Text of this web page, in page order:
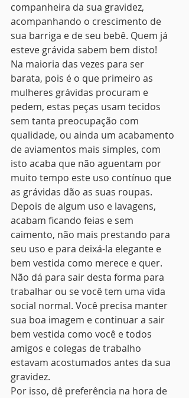
companheira da sua gravidez,
acompanhando o crescimento de
sua barriga e de seu bebê. Quem já
esteve grávida sabem bem disto!
Na maioria das vezes para ser
barata, pois é o que primeiro as
mulheres grávidas procuram e
pedem, estas peças usam tecidos
sem tanta preocupação com
qualidade, ou ainda um acabamento
de aviamentos mais simples, com
isto acaba que não aguentam por
muito tempo este uso contínuo que
as grávidas dão as suas roupas.
Depois de algum uso e lavagens,
acabam ficando feias e sem
caimento, não mais prestando para
seu uso e para deixá-la elegante e
bem vestida como merece e quer.
Não dá para sair desta forma para
trabalhar ou se você tem uma vida
social normal. Você precisa manter
sua boa imagem e continuar a sair
bem vestida como você e todos
amigos e colegas de trabalho
estavam acostumados antes da sua
gravidez.
Por isso, dê preferência na hora de